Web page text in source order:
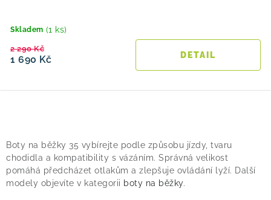
Skladem (1 ks)
1 690 Kč
2 290 Kč
v
l
á
d
Boty na běžky 35 vybírejte podle způsobu jízdy, tvaru
chodidla a kompatibility s vázáním. Správná velikost
pomáhá předcházet otlakům a zlepšuje ovládání lyží. Další
modely objevíte v kategorii boty na běžky.